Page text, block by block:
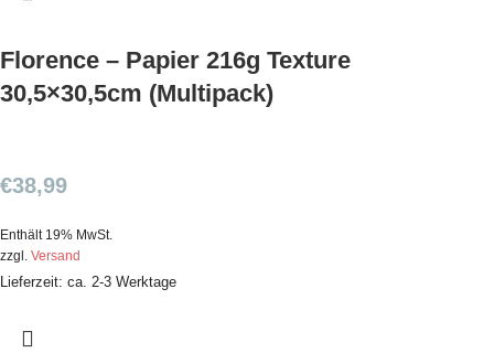
Florence – Papier 216g Texture
30,5×30,5cm (Multipack)
€38,99
Enthält 19% MwSt.
zzgl. Versand
Lieferzeit: ca. 2-3 Werktage